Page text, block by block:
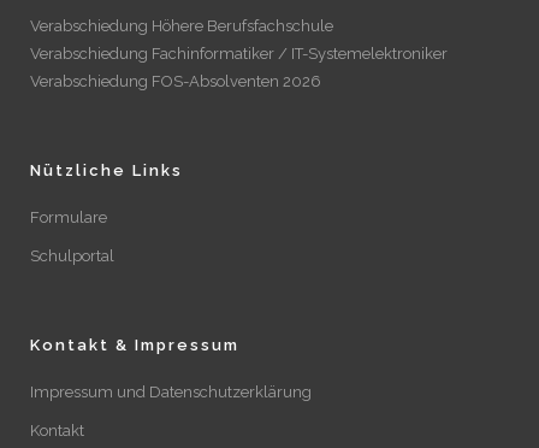
Verabschiedung Höhere Berufsfachschule
Verabschiedung Fachinformatiker / IT-Systemelektroniker
Verabschiedung FOS-Absolventen 2026
Nützliche Links
Formulare
Schulportal
Kontakt & Impressum
Impressum und Datenschutzerklärung
Kontakt